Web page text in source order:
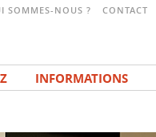
SOMMES-NOUS ? CONTACT
INFORMATIONS